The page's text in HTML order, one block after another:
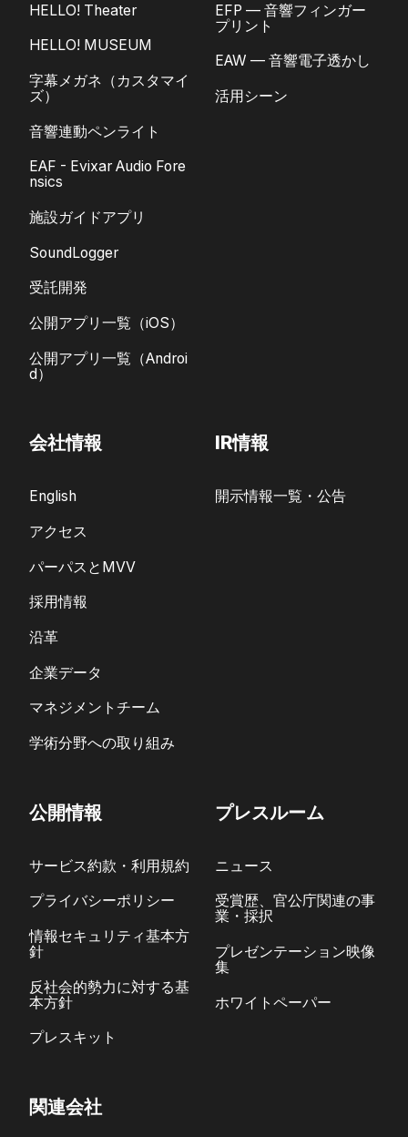
HELLO! Theater
HELLO! MUSEUM
字幕メガネ（カスタマイ
ズ）
音響連動ペンライト
EAF - Evixar Audio Fore
nsics
施設ガイドアプリ
SoundLogger
受託開発
公開アプリ一覧（iOS）
公開アプリ一覧（Androi
d）
EFP — 音響フィンガー
プリント
EAW — 音響電子透かし
活用シーン
会社情報
English
アクセス
パーパスとMVV
採用情報
沿革
企業データ
マネジメントチーム
学術分野への取り組み
IR情報
開示情報一覧・公告
公開情報
サービス約款・利用規約
プライバシーポリシー
情報セキュリティ基本方
針
反社会的勢力に対する基
本方針
プレスキット
プレスルーム
ニュース
受賞歴、官公庁関連の事
業・採択
プレゼンテーション映像
集
ホワイトペーパー
関連会社